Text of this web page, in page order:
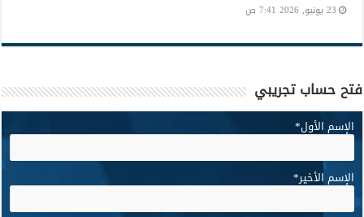
23 يونيو, 2026 7:41 ص
فتح حساب تجريبي
الإسم الأول*
الإسم الأخير*